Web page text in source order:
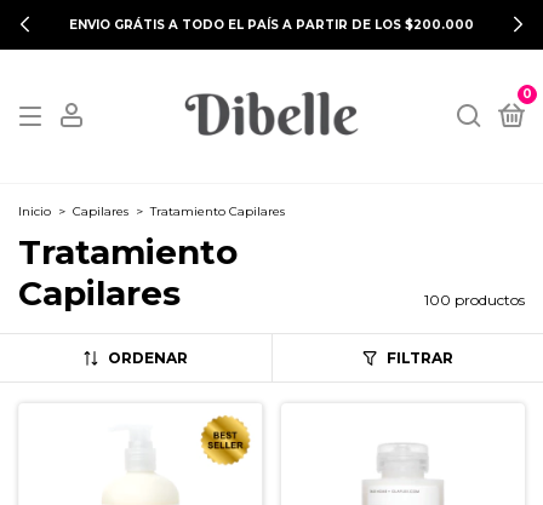
ENVIO GRÁTIS A TODO EL PAÍS A PARTIR DE LOS $200.000
0
Inicio > Capilares > Tratamiento Capilares
Tratamiento
Capilares
100 productos
ORDENAR FILTRAR